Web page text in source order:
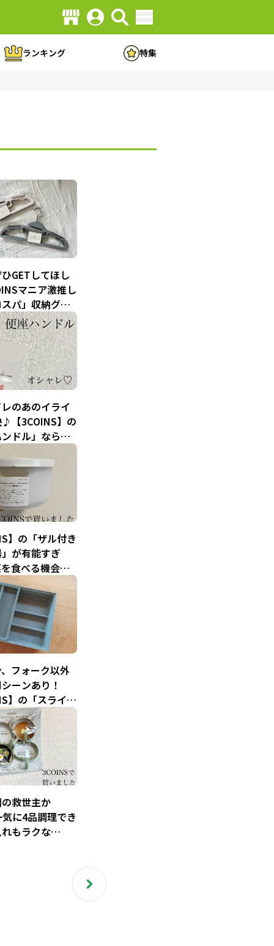
ランキング 特集
GETしてほし
マニア激推し
パ」収納グッ
のあのイライ
【3COINS】の
ドル」なら触
の上下が可能
】の「ザル付き
が有能すぎ
食べる機会が
！
フォーク以外
ーンあり！
】の「スライド
ーケース」で
目指そう
救世主か
に4品調理でき
もラクな